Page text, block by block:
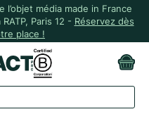
média made in France
Paris 12 - Réservez dès
place !
MARQUES PAGES